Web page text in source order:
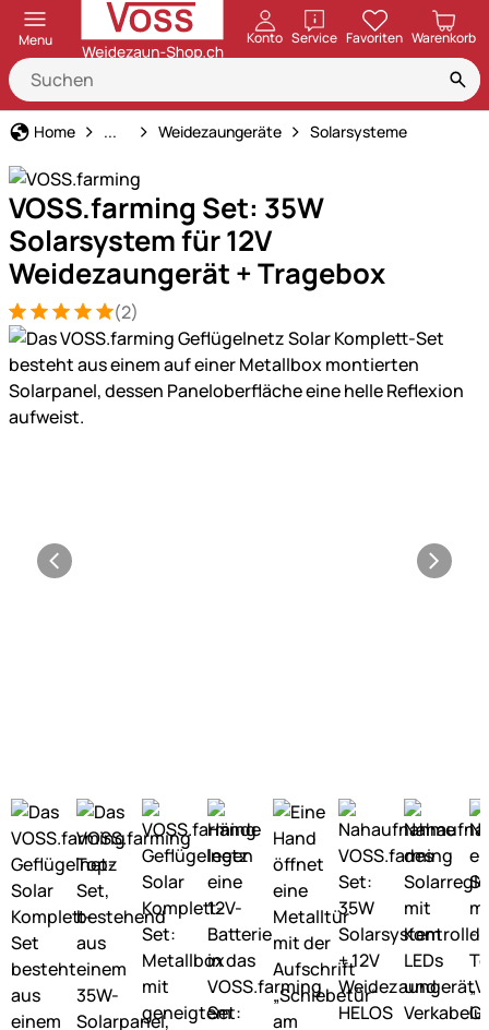
Menu Konto ServiceöffnenFavoriten Warenkorb
Home Weidezaun
... Weidezaungeräte Solarsysteme
VOSS.farming Set: 35W
Solarsystem für 12V
Weidezaungerät + Tragebox
Bewertung: 5 von 5 (2 Bewertungen)
2 Bewertungen
(2)
Produktgalerie